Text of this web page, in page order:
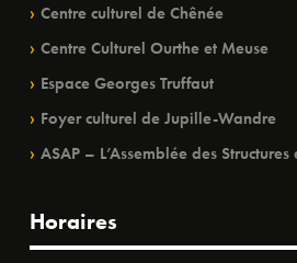
Centre culturel de Chênée
Centre Culturel Ourthe et Meuse
Espace Georges Truffaut
Foyer culturel de Jupille-Wandre
ASAP – L’Assemblée des
Horaires